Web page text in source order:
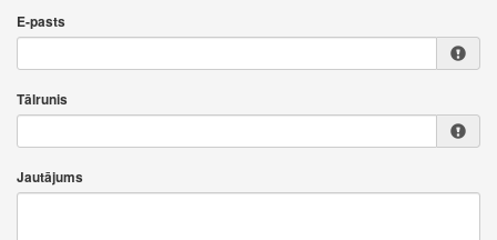
E-pasts
Tālrunis
Jautājums